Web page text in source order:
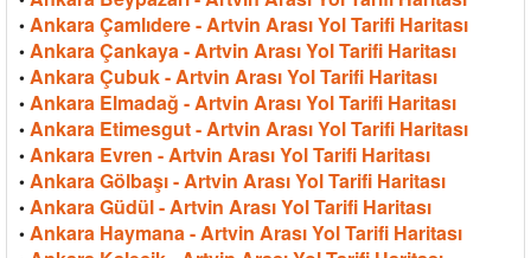
• Ankara Çamlıdere - Artvin Arası Yol Tarifi Haritası
• Ankara Çankaya - Artvin Arası Yol Tarifi Haritası
• Ankara Çubuk - Artvin Arası Yol Tarifi Haritası
• Ankara Elmadağ - Artvin Arası Yol Tarifi Haritası
• Ankara Etimesgut - Artvin Arası Yol Tarifi Haritası
• Ankara Evren - Artvin Arası Yol Tarifi Haritası
• Ankara Gölbaşı - Artvin Arası Yol Tarifi Haritası
• Ankara Güdül - Artvin Arası Yol Tarifi Haritası
• Ankara Haymana - Artvin Arası Yol Tarifi Haritası